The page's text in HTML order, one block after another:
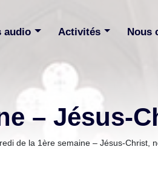
audio Activités Nous
– Jésus-
de la 1ère semaine – Jésus-Christ,